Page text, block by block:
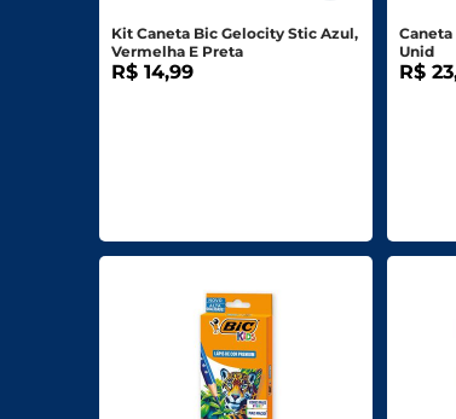
Kit Caneta Bic Gelocity Stic Azul,
Vermelha E Preta
R$ 14,99
Caneta
Unid
R$